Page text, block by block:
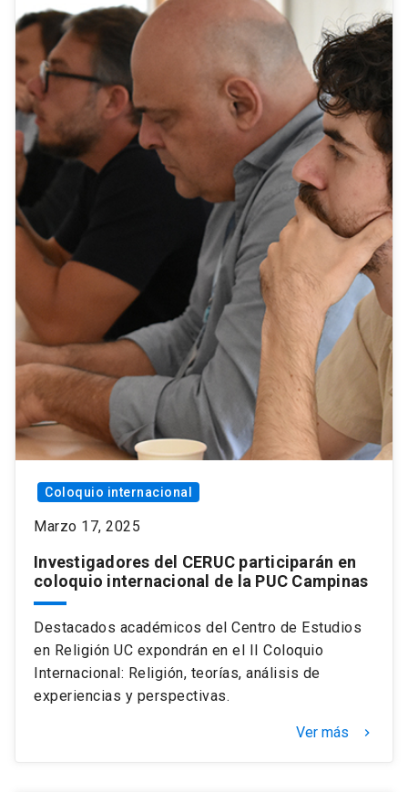
Coloquio internacional
Marzo 17, 2025
Investigadores del CERUC participarán en
coloquio internacional de la PUC Campinas
Destacados académicos del Centro de Estudios
en Religión UC expondrán en el II Coloquio
Internacional: Religión, teorías, análisis de
experiencias y perspectivas.
Ver más keyboard_arrow_right